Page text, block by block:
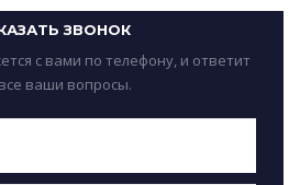
ЗВОНОК
с вами по телефону, и ответит
ваши вопросы.